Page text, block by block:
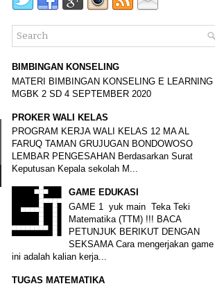
BIMBINGAN KONSELING
MATERI BIMBINGAN KONSELING E LEARNING
MGBK 2 SD 4 SEPTEMBER 2020
PROKER WALI KELAS
PROGRAM KERJA WALI KELAS 12 MA AL
FARUQ TAMAN GRUJUGAN BONDOWOSO
LEMBAR PENGESAHAN Berdasarkan Surat
Keputusan Kepala sekolah M...
GAME EDUKASI
GAME 1 yuk main Teka Teki
Matematika (TTM) !!! BACA
PETUNJUK BERIKUT DENGAN
SEKSAMA Cara mengerjakan game
ini adalah kalian kerja...
TUGAS MATEMATIKA